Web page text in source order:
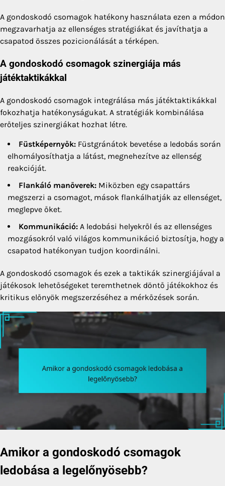
A gondoskodó csomagok hatékony használata ezen a módon
megzavarhatja az ellenséges stratégiákat és javíthatja a
csapatod összes pozicionálását a térképen.
A gondoskodó csomagok szinergiája más
játéktaktikákkal
A gondoskodó csomagok integrálása más játéktaktikákkal
fokozhatja hatékonyságukat. A stratégiák kombinálása
erőteljes szinergiákat hozhat létre.
Füstképernyők: Füstgránátok bevetése a ledobás során
elhomályosíthatja a látást, megnehezítve az ellenség
reakcióját.
Flankáló manőverek: Miközben egy csapattárs
megszerzi a csomagot, mások flankálhatják az ellenséget,
meglepve őket.
Kommunikáció: A ledobási helyekről és az ellenséges
mozgásokról való világos kommunikáció biztosítja, hogy a
csapatod hatékonyan tudjon koordinálni.
A gondoskodó csomagok és ezek a taktikák szinergiájával a
játékosok lehetőségeket teremthetnek döntő játékokhoz és
kritikus előnyök megszerzéséhez a mérkőzések során.
Amikor a gondoskodó csomagok
ledobása a legelőnyösebb?